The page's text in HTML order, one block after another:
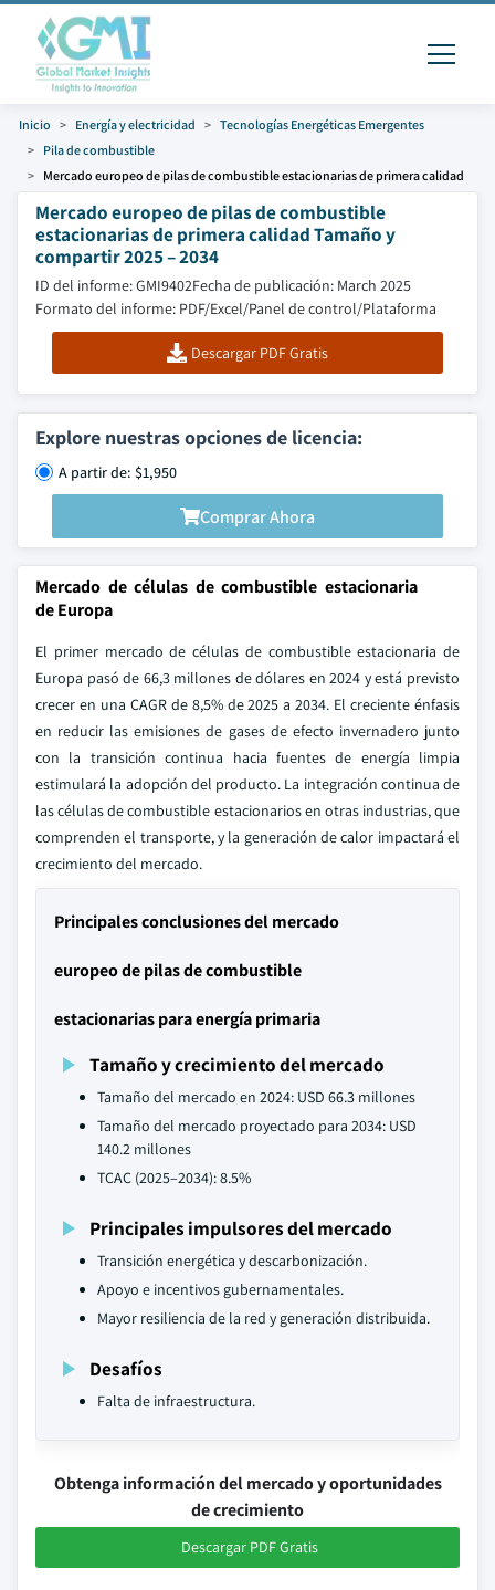
Inicio Energía y electricidad
Tecnologías Energéticas Emergentes
Pila de combustible
Mercado europeo de pilas de combustible estacionarias de primera calidad
Mercado europeo de pilas de combustible
estacionarias de primera calidad Tamaño y
compartir 2025 – 2034
ID del informe: GMI9402Fecha de publicación: March 2025
Formato del informe: PDF/Excel/Panel de control/Plataforma
Descargar PDF Gratis
Explore nuestras opciones de licencia:
A partir de: $1,950
Comprar Ahora
Mercado de células de combustible estacionaria
de Europa
El primer mercado de células de combustible estacionaria de
Europa pasó de 66,3 millones de dólares en 2024 y está previsto
crecer en una CAGR de 8,5% de 2025 a 2034. El creciente énfasis
en reducir las emisiones de gases de efecto invernadero junto
con la transición continua hacia fuentes de energía limpia
estimulará la adopción del producto. La integración continua de
las células de combustible estacionarios en otras industrias, que
comprenden el transporte, y la generación de calor impactará el
crecimiento del mercado.
Principales conclusiones del mercado
europeo de pilas de combustible
estacionarias para energía primaria
Tamaño y crecimiento del mercado
Tamaño del mercado en 2024: USD 66.3 millones
Tamaño del mercado proyectado para 2034: USD
140.2 millones
TCAC (2025–2034): 8.5%
Principales impulsores del mercado
Transición energética y descarbonización.
Apoyo e incentivos gubernamentales.
Mayor resiliencia de la red y generación distribuida.
Desafíos
Falta de infraestructura.
Obtenga información del mercado y oportunidades
de crecimiento
Descargar PDF Gratis